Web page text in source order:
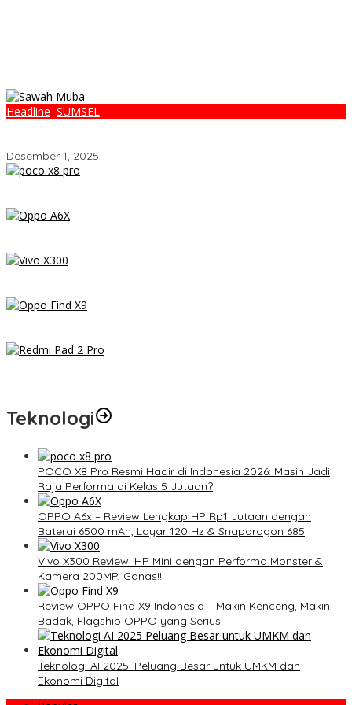
Headline, SUMSEL
Desember 1, 2025
Teknologi
POCO X8 Pro Resmi Hadir di Indonesia 2026: Masih Jadi
Raja Performa di Kelas 5 Jutaan?
OPPO A6x – Review Lengkap HP Rp1 Jutaan dengan
Baterai 6500 mAh, Layar 120 Hz & Snapdragon 685
Vivo X300 Review: HP Mini dengan Performa Monster &
Kamera 200MP, Ganas!!!
Review OPPO Find X9 Indonesia – Makin Kenceng, Makin
Badak, Flagship OPPO yang Serius
Teknologi AI 2025: Peluang Besar untuk UMKM dan
Ekonomi Digital